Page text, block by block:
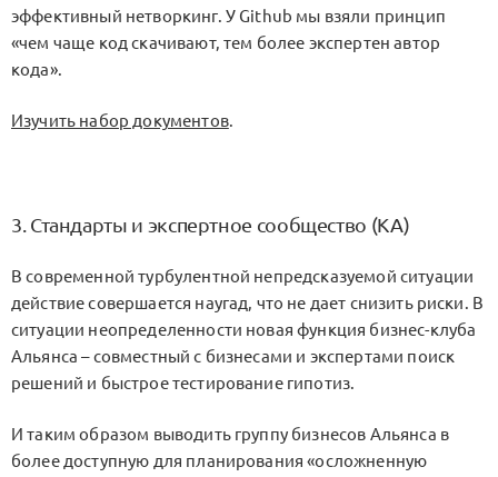
эффективный нетворкинг. У Github мы взяли принцип
«чем чаще код скачивают, тем более экспертен автор
кода».
Изучить набор документов.
3. Стандарты и экспертное сообщество (KA)
В современной турбулентной непредсказуемой ситуации
действие совершается наугад, что не дает снизить риски. В
ситуации неопределенности новая функция бизнес-клуба
Альянса – совместный с бизнесами и экспертами поиск
решений и быстрое тестирование гипотиз.
И таким образом выводить группу бизнесов Альянса в
более доступную для планирования «осложненную